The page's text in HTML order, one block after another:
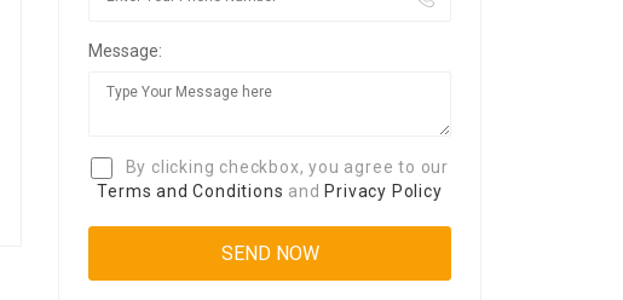
Message:
By clicking checkbox, you agree to our
Terms and Conditions and Privacy Policy